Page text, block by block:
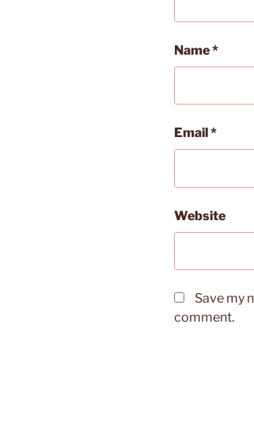
Name*
Email*
Website
Save my
comment.